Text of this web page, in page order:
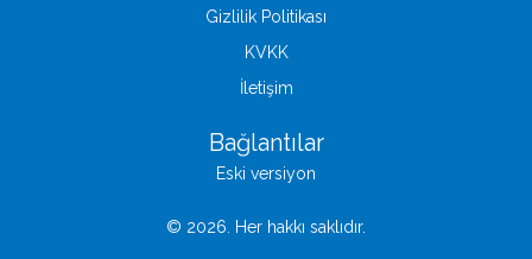
Gizlilik Politikası
KVKK
İletişim
Bağlantılar
Eski versiyon
© 2026. Her hakkı saklıdır.